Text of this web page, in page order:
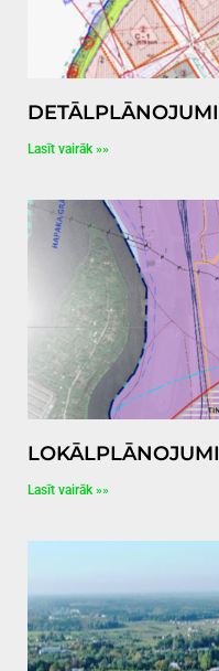
DETĀLPLĀNOJUMI
Lasīt vairāk »»
LOKĀLPLĀNOJUMI
Lasīt vairāk »»